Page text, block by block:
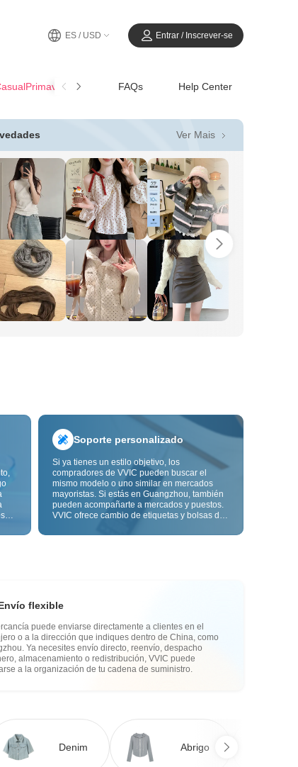
ES / USD Entrar / Inscrever-se
Verano FAQs Help Center
Ver Mais 
Soporte personalizado
Si ya tienes un estilo objetivo, los
compradores de VVIC pueden buscar el
mismo modelo o uno similar en mercados
mayoristas. Si estás en Guangzhou, también
pueden acompañarte a mercados y puestos.
VVIC ofrece cambio de etiquetas y bolsas de
imagen o muestra, para que tu compra sea
flexible
puede enviarse directamente a clientes en el
o a la dirección que indiques dentro de China, como
Ya necesites envío directo, reenvío, despacho
almacenamiento o redistribución, VVIC puede
a la organización de tu cadena de suministro.
Denim Abrigo